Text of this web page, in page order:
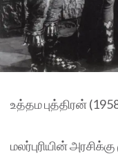
உத்தம புத்திரன்
மலர்புரியின்